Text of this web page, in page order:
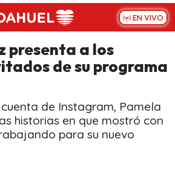
EN VIVO
presenta a los
de su programa
de Instagram, Pamela
historias en que mostró con
para su nuevo